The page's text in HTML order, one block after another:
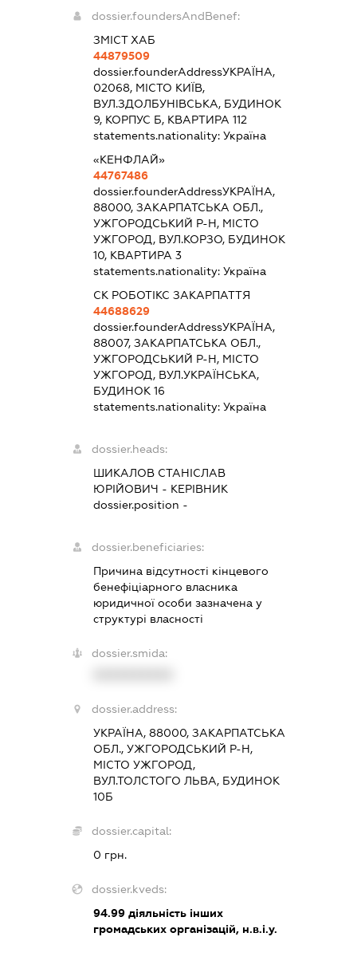
dossier.foundersAndBenef:
ЗМІСТ ХАБ
44879509
dossier.founderAddressУКРАЇНА,
02068, МІСТО КИЇВ,
ВУЛ.ЗДОЛБУНІВСЬКА, БУДИНОК
9, КОРПУС Б, КВАРТИРА 112
statements.nationality:Україна
«КЕНФЛАЙ»
44767486
dossier.founderAddressУКРАЇНА,
88000, ЗАКАРПАТСЬКА ОБЛ.,
УЖГОРОДСЬКИЙ Р-Н, МІСТО
УЖГОРОД, ВУЛ.КОРЗО, БУДИНОК
10, КВАРТИРА 3
statements.nationality:Україна
СК РОБОТІКС ЗАКАРПАТТЯ
44688629
dossier.founderAddressУКРАЇНА,
88007, ЗАКАРПАТСЬКА ОБЛ.,
УЖГОРОДСЬКИЙ Р-Н, МІСТО
УЖГОРОД, ВУЛ.УКРАЇНСЬКА,
БУДИНОК 16
statements.nationality:Україна
dossier.heads:
ШИКАЛОВ СТАНІСЛАВ
ЮРІЙОВИЧ - КЕРІВНИК
dossier.position -
dossier.beneficiaries:
Причина відсутності кінцевого
бенефіціарного власника
юридичної особи зазначена у
структурі власності
dossier.smida:
dossier.address:
УКРАЇНА, 88000, ЗАКАРПАТСЬКА
ОБЛ., УЖГОРОДСЬКИЙ Р-Н,
МІСТО УЖГОРОД,
ВУЛ.ТОЛСТОГО ЛЬВА, БУДИНОК
10Б
dossier.capital:
0 грн.
dossier.kveds:
94.99 діяльність інших
громадських організацій, н.в.і.у.